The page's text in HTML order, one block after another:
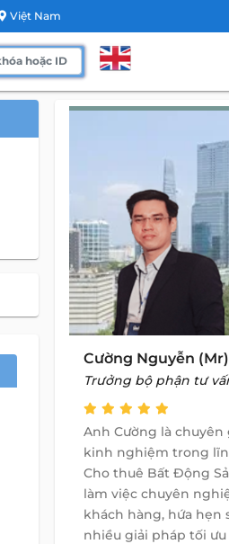
Việt Nam
Cường Nguyễn (Mr)
Trưởng bộ phận tư
Anh Cường là chuyên
kinh nghiệm trong
Cho thuê Bất Động
làm việc chuyên
khách hàng, hứa hẹn
nhiều giải pháp tối ưu